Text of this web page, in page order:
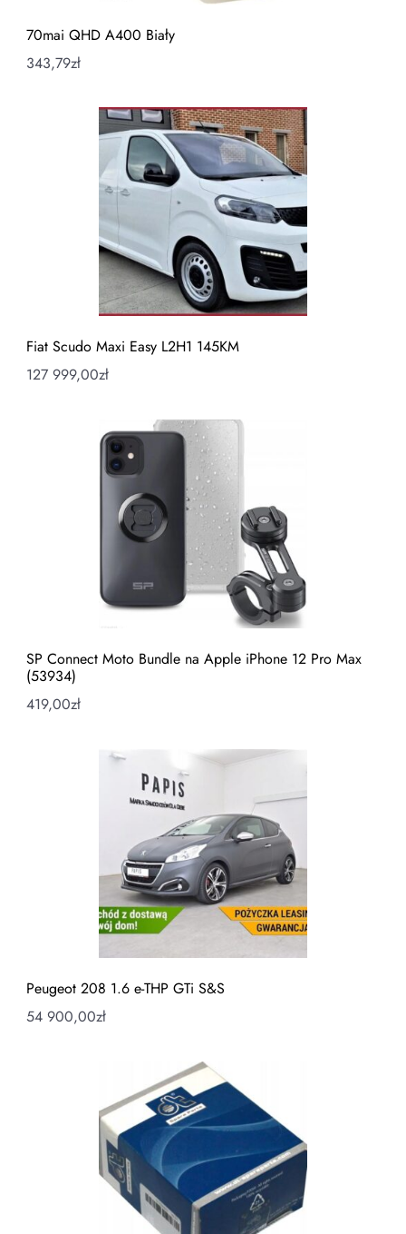
70mai QHD A400 Biały
343,79zł
Fiat Scudo Maxi Easy L2H1 145KM
127 999,00zł
SP Connect Moto Bundle na Apple iPhone 12 Pro Max
(53934)
419,00zł
Peugeot 208 1.6 e-THP GTi S&S
54 900,00zł